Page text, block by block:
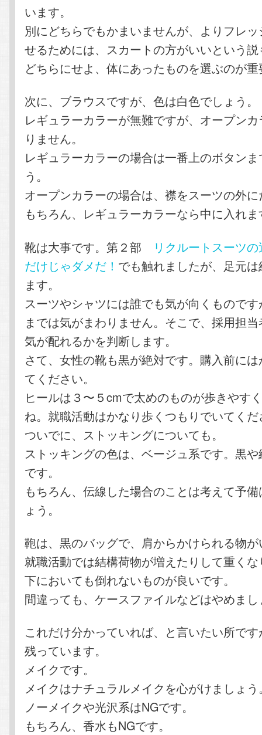
います。
別にどちらでもかまいませんが、よりフレ
せるためには、スカートの方がいいという説
どちらにせよ、体にあったものを選ぶのが
次に、ブラウスですが、色は白色でしょう。
レギュラーカラーが無難ですが、オープン
りません。
レギュラーカラーの場合は一番上のボタン
う。
オープンカラーの場合は、襟をスーツの外
もちろん、レギュラーカラーなら中に入れ
靴は大事です。第２部
リクルートスーツ
だけじゃダメだ！ でも触れましたが、足元
ます。
スーツやシャツには誰でも気が向くもので
までは気がまわりません。そこで、採用担
気が配れるかを判断します。
さて、女性の靴も黒が絶対です。購入前に
てください。
ヒールは３〜５cmで太めのものが歩きやす
ね。就職活動はかなり歩くつもりでいてく
ついでに、ストッキングについても。
ストッキングの色は、ベージュ系です。黒
です。
もちろん、伝線した場合のことは考えて予
ょう。
鞄は、黒のバッグで、肩からかけられる物
就職活動では結構荷物が増えたりして重く
下においても倒れないものが良いです。
間違っても、ケースファイルなどはやめま
これだけ分かっていれば、と言いたい所で
残っています。
メイクです。
メイクはナチュラルメイクを心がけましょう
ノーメイクや光沢系はNGです。
もちろん、香水もNGです。